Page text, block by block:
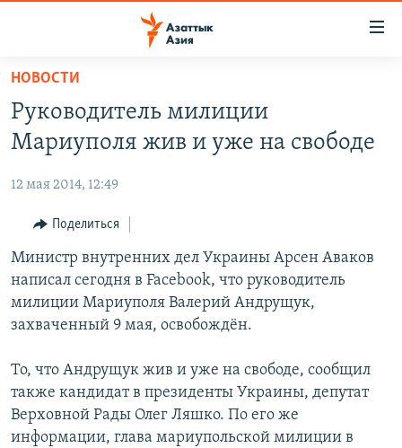
Вернуться
основному
содержанию
Вернутся
навигации
Вернутся
поиску
УЗБЕКИСТАН
ТАДЖИКИСТАН
НОВОСТИ
ВОЙНА В УКРАИНЕ
НА ДРУГИХ ЯЗЫКАХ
ҚАЗАҚША
КЫРГЫЗЧА
ТОҶИКӢ
Все сайты РСЕ/РС
НОВОСТИ
Руководитель милиции
Мариуполя жив и уже на свободе
12 мая 2014, 12:49
Поделиться
Министр внутренних дел Украины Арсен Аваков
написал сегодня в Facebook, что руководитель
милиции Мариуполя Валерий Андрущук,
захваченный 9 мая, освобождён.
То, что Андрущук жив и уже на свободе, сообщил
также кандидат в президенты Украины, депутат
Верховной Рады Олег Ляшко. По его же
информации, глава мариупольской милиции в